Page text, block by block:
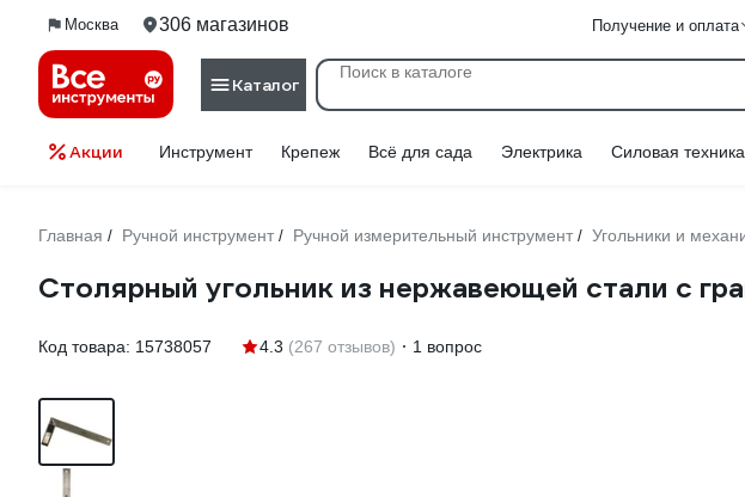
Москва 306 магазинов Получение и оплата
Каталог
Акции Инструмент Крепеж Всё для сада Электрика Силовая техника
Главная / Ручной инструмент / Ручной измерительный инструмент / Угольники и
Cтолярный угольник из нержавеющей стали с
Код товара: 15738057 4.3 (267 отзывов) 1 вопрос